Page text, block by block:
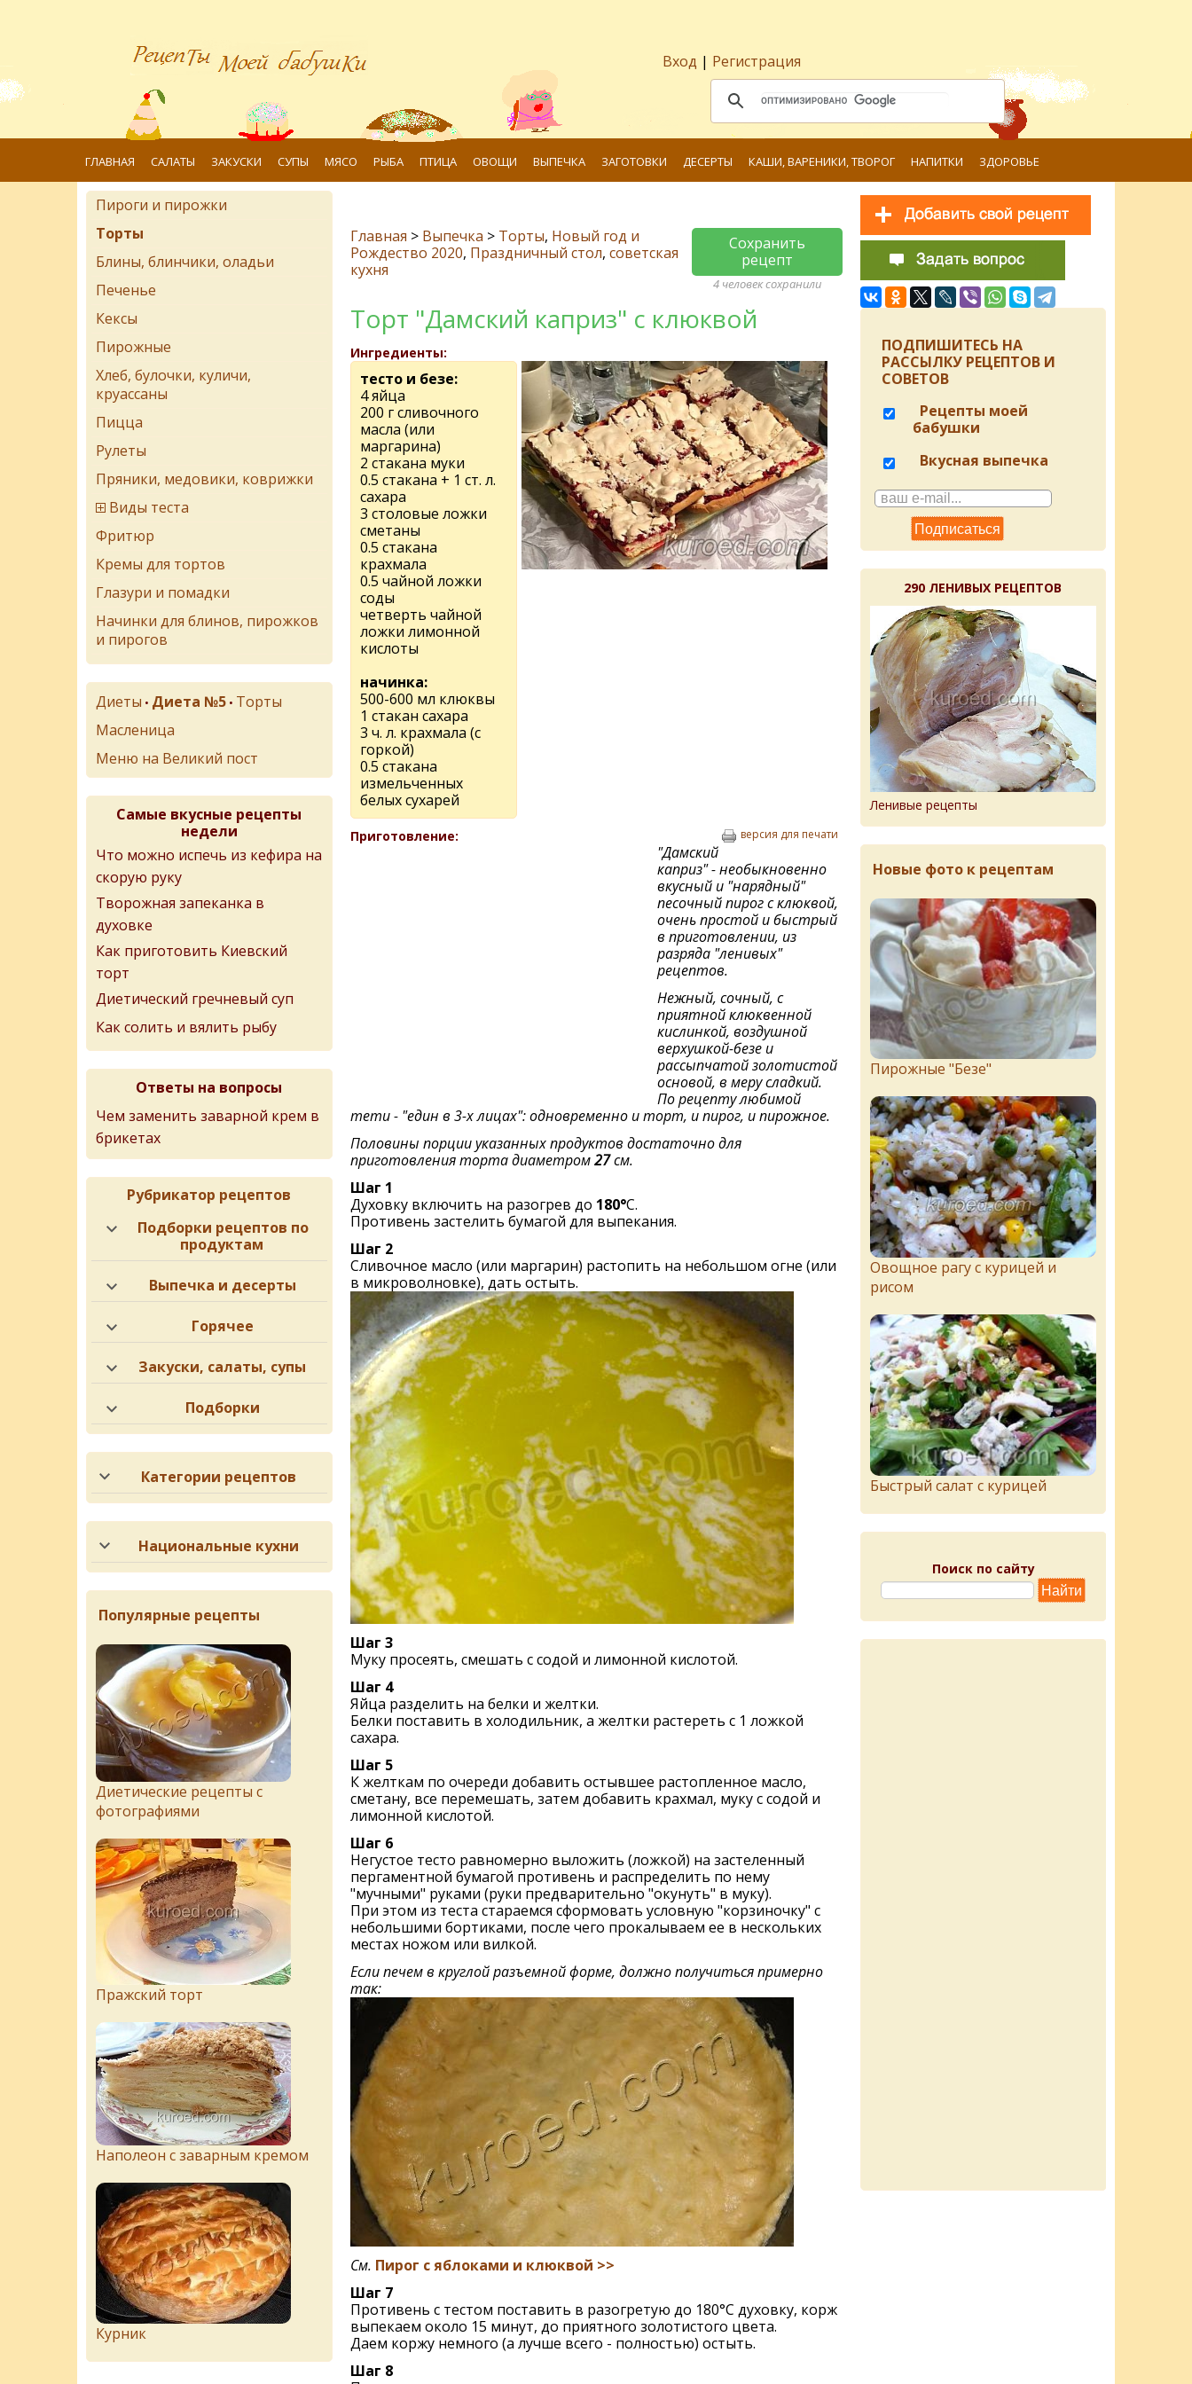
Вход | Регистрация
ГЛАВНАЯ САЛАТЫ ЗАКУСКИ СУПЫ МЯСО РЫБА ПТИЦА ОВОЩИ ВЫПЕЧКА ЗАГОТОВКИ ДЕСЕРТЫ КАШИ, ВАРЕНИКИ, ТВОРОГ НАПИТКИ ЗДОРОВЬЕ
Главная > Выпечка > Торты, Новый год и
Рождество 2020, Праздничный стол, советская
кухня
Сохранить
рецепт
4 человек сохранили
Торт "Дамский каприз" с клюквой
Ингредиенты:
тесто и безе:
4 яйца
200 г сливочного
масла (или
маргарина)
2 стакана муки
0.5 стакана + 1 ст. л.
сахара
3 столовые ложки
сметаны
0.5 стакана
крахмала
0.5 чайной ложки
соды
четверть чайной
ложки лимонной
кислоты
начинка:
500-600 мл клюквы
1 стакан сахара
3 ч. л. крахмала (с
горкой)
0.5 стакана
измельченных
белых сухарей
Приготовление: версия для печати
"Дамский
каприз" - необыкновенно
вкусный и "нарядный"
песочный пирог с клюквой,
очень простой и быстрый
в приготовлении, из
разряда "ленивых"
рецептов.
Нежный, сочный, с
приятной клюквенной
кислинкой, воздушной
верхушкой-безе и
рассыпчатой золотистой
основой, в меру сладкий.
По рецепту любимой
тети - "един в 3-х лицах": одновременно и торт, и пирог, и пирожное.
Половины порции указанных продуктов достаточно для
приготовления торта диаметром27см.
Шаг 1
Духовку включить на разогрев до 180°С.
Противень застелить бумагой для выпекания.
Шаг 2
Сливочное масло (или маргарин) растопить на небольшом огне (или
в микроволновке), дать остыть.
Шаг 3
Муку просеять, смешать с содой и лимонной кислотой.
Шаг 4
Яйца разделить на белки и желтки.
Белки поставить в холодильник, а желтки растереть с 1 ложкой
сахара.
Шаг 5
К желткам по очереди добавить остывшее растопленное масло,
сметану, все перемешать, затем добавить крахмал, муку с содой и
лимонной кислотой.
Шаг 6
Негустое тесто равномерно выложить (ложкой) на застеленный
пергаментной бумагой противень и распределить по нему
"мучными" руками (руки предварительно "окунуть" в муку).
При этом из теста стараемся сформовать условную "корзиночку" с
небольшими бортиками, после чего прокалываем ее в нескольких
местах ножом или вилкой.
Если печем в круглой разъемной форме, должно получиться примерно
так:
См. Пирог с яблоками и клюквой >>
Шаг 7
Противень с тестом поставить в разогретую до 180°С духовку, корж
выпекаем около 15 минут, до приятного золотистого цвета.
Даем коржу немного (а лучше всего - полностью) остыть.
Шаг 8
Пироги и пирожки
Торты
Блины, блинчики, оладьи
Печенье
Кексы
Пирожные
Хлеб, булочки, куличи,
круассаны
Пицца
Рулеты
Пряники, медовики, коврижки
Виды теста
Фритюр
Кремы для тортов
Глазури и помадки
Начинки для блинов, пирожков
и пирогов
Диеты • Диета №5 • Торты
Масленица
Меню на Великий пост
Самые вкусные рецепты
недели
Что можно испечь из кефира на
скорую руку
Творожная запеканка в
духовке
Как приготовить Киевский
торт
Диетический гречневый суп
Как солить и вялить рыбу
Ответы на вопросы
Чем заменить заварной крем в
брикетах
Рубрикатор рецептов
Подборки рецептов по
продуктам
Выпечка и десерты
Горячее
Закуски, салаты, супы
Подборки
Категории рецептов
Национальные кухни
Популярные рецепты
Диетические рецепты с
фотографиями
Пражский торт
Наполеон с заварным кремом
Курник
ПОДПИШИТЕСЬ НА
РАССЫЛКУ РЕЦЕПТОВ И
СОВЕТОВ
Рецепты моей
бабушки
Вкусная выпечка
290 ЛЕНИВЫХ РЕЦЕПТОВ
Ленивые рецепты
Новые фото к рецептам
Пирожныe "Бeзe"
Овощное рагу с курицей и
рисом
Быстрый салат с курицей
Поиск по сайту